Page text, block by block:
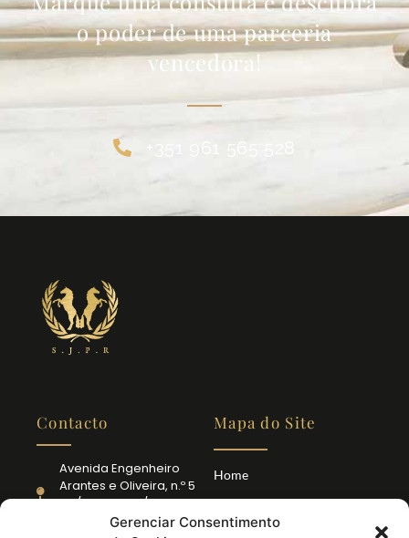
Gerenciar Consentimento
o poder de uma parceria
vencedora!
+351 961 565 528
Contacto
Avenida Engenheiro
Arantes e Oliveira, n.º 5
- R/C - Letra D/E 1900-
221 Lisboa
Mapa do Site
Home
Serviços
Quem Somos